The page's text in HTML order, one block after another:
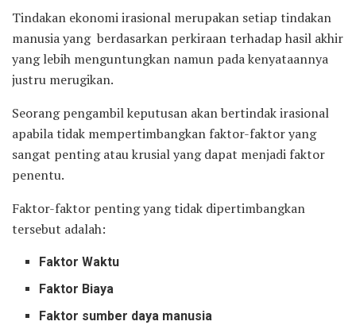
Tindakan ekonomi irasional merupakan setiap tindakan
manusia yang berdasarkan perkiraan terhadap hasil akhir
yang lebih menguntungkan namun pada kenyataannya
justru merugikan.
Seorang pengambil keputusan akan bertindak irasional
apabila tidak mempertimbangkan faktor-faktor yang
sangat penting atau krusial yang dapat menjadi faktor
penentu.
Faktor-faktor penting yang tidak dipertimbangkan
tersebut adalah:
Faktor Waktu
Faktor Biaya
Faktor sumber daya manusia